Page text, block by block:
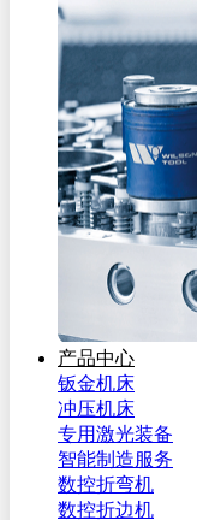
产品中心
钣金机床
冲压机床
专用激光装备
智能制造服务
数控折弯机
数控折边机